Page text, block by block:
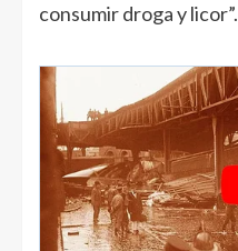
consumir droga y licor”.